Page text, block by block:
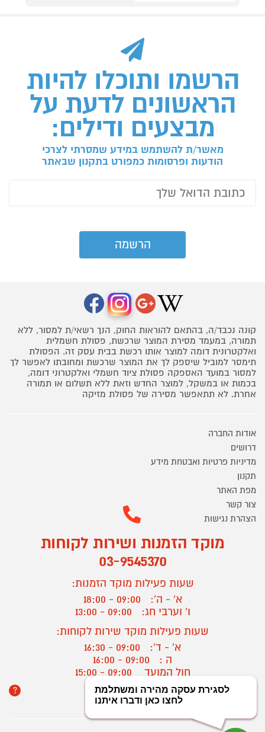
הרשמו ותוכלו להיות
הראשונים לדעת על
מבצעים ודילים:
מאשר/ת להשתמש במידע שמסרתי לצרכי
הודעות ופרסומות כמפורט בתקנון שבאתר
קונה נכבד/ה, בהתאם להוראות החוק, הנך רשאי/ת למסור, ללא
תמורה, במעמד מסירת המוצר שרכשת, פסולת חשמלית
ואלקטרונית דומה למוצר אותו רכשת בבית עסק זה. הפסולת
תימסר למוביל שיספק לך את המוצר שרכשת ומחובתו לאפשר לך
למסור במועד האספקה פסולת ציוד חשמלי ואלקטרוני דומה,
בכמות או במשקל, למוצר החדש וזאת ללא תשלום או תמורה
אחרת. לא תתאפשר מסירה של פסולת מזיקה
אודות החברה
דרושים
מדיניות פרטיות ואבטחת מידע
תקנון
מפת האתר
צור קשר
הצהרת נגישות
מוקד הזמנות ושירות לקוחות
03-9545370
שעות פעילות מוקד הזמנות:
א' - ה':
09:00 - 18:00
ו' וערבי חג:
09:00 - 13:00
שעות פעילות מוקד שירות לקוחות:
א' - ד':
09:00 - 16:30
ה :
09:00 - 16:00
חול המועד
? יצירת קשר/ביטול הזמנה